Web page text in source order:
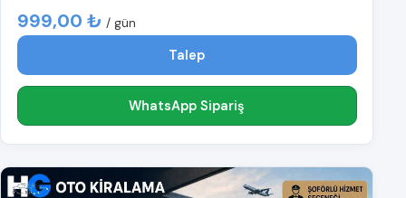
999,00 ₺ / gün
Talep
WhatsApp Sipariş